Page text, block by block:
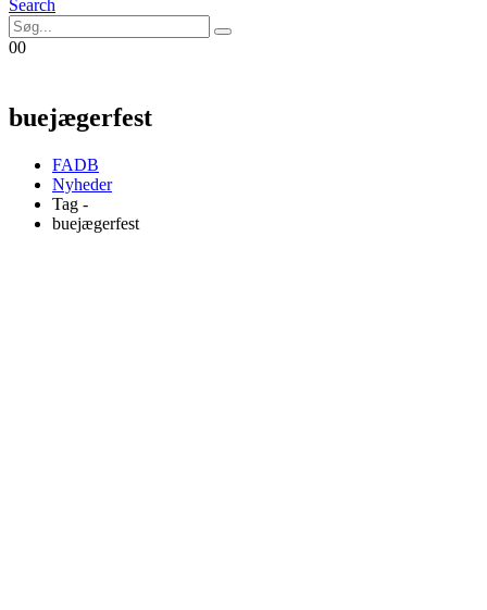
Search
00
buejægerfest
FADB
Nyheder
Tag -
buejægerfest